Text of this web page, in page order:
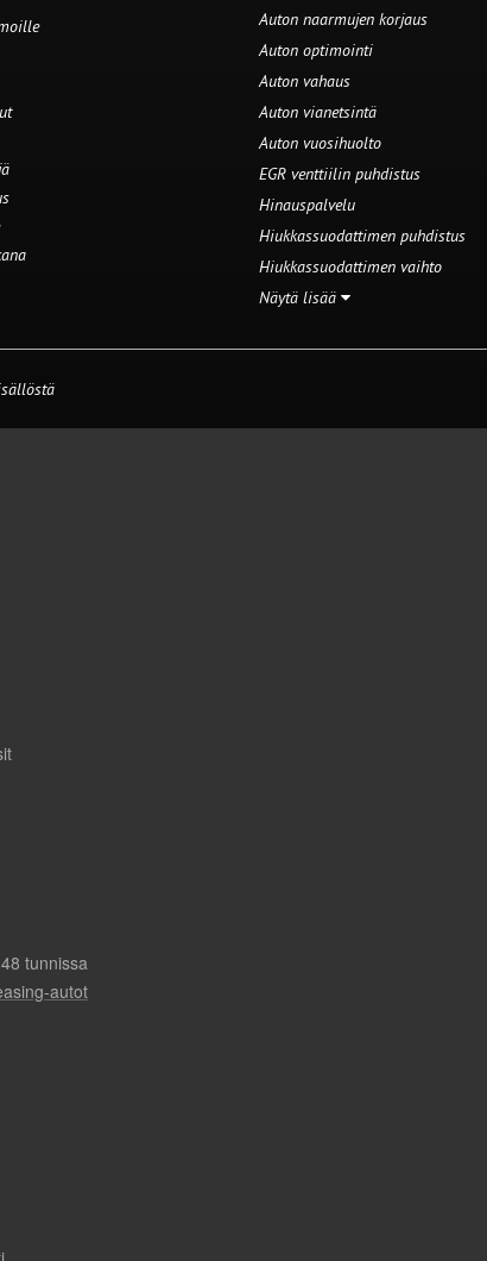
Auton naarmujen korjaus
Auton optimointi
Auton vahaus
Auton vianetsintä
Auton vuosihuolto
EGR venttiilin puhdistus
Hinauspalvelu
Hiukkassuodattimen puhdistus
Hiukkassuodattimen vaihto
Näytä lisää